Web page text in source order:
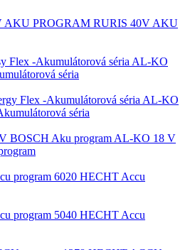
RURIS 40V AKU
AL-KO
séria
AL-KO
séria
AL-KO 18 V
HECHT Accu
HECHT Accu